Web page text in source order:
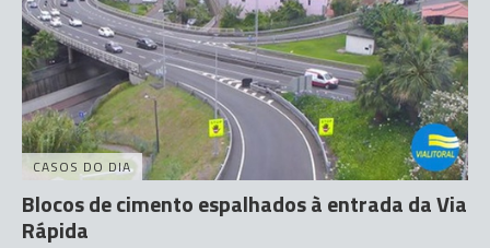
CASOS DO DIA
Blocos de cimento espalhados à entrada da Via
Rápida